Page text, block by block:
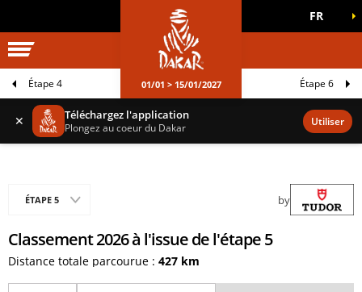
DAKAR
OFFICIELS FR
01/01 > 15/01/2027
Étape 4 Étape 6
✕ Téléchargez l'application
Plongez au coeur du Dakar Utiliser
Classement 2026 à l'issue de l'étape 5
Distance totale parcourue : 427 km
by
ÉTAPE 5